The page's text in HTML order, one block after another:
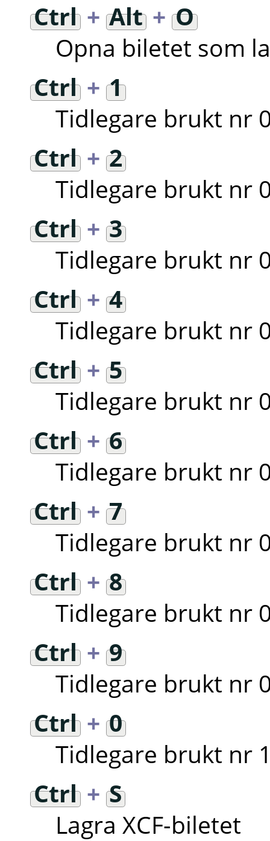
Ctrl+ Alt +O
Opna biletet som
Ctrl+ 1
Tidlegare brukt nr
Ctrl+ 2
Tidlegare brukt nr
Ctrl+ 3
Tidlegare brukt nr
Ctrl+ 4
Tidlegare brukt nr
Ctrl+ 5
Tidlegare brukt nr
Ctrl+ 6
Tidlegare brukt nr
Ctrl+ 7
Tidlegare brukt nr
Ctrl+ 8
Tidlegare brukt nr
Ctrl+ 9
Tidlegare brukt nr
Ctrl+ 0
Tidlegare brukt nr
Ctrl+ S
Lagra XCF-biletet